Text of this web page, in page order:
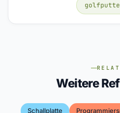
Weitere
Schallplatte